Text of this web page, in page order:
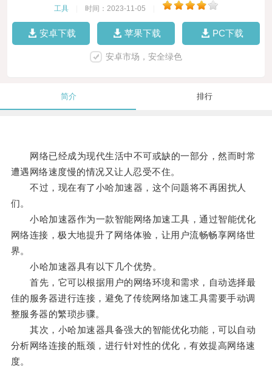
工具 时间：2023-11-05
安卓下载 苹果下载 PC下载
安卓市场，安全绿色
简介 排行
网络已经成为现代生活中不可或缺的一部分，然而时常
遭遇网络速度慢的情况又让人忍受不住。
不过，现在有了小哈加速器，这个问题将不再困扰人
们。
小哈加速器作为一款智能网络加速工具，通过智能优化
网络连接，极大地提升了网络体验，让用户流畅畅享网络世
界。
小哈加速器具有以下几个优势。
首先，它可以根据用户的网络环境和需求，自动选择最
佳的服务器进行连接，避免了传统网络加速工具需要手动调
整服务器的繁琐步骤。
其次，小哈加速器具备强大的智能优化功能，可以自动
分析网络连接的瓶颈，进行针对性的优化，有效提高网络速
度。